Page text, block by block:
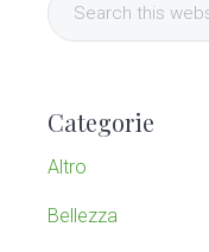
a
e
c
t
h
Categorie
Altro
Bellezza